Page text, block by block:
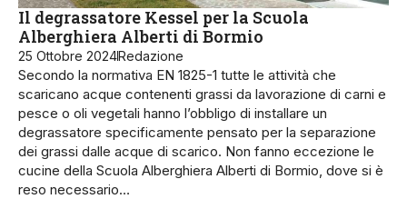
Il degrassatore Kessel per la Scuola
Alberghiera Alberti di Bormio
25 Ottobre 2024Redazione
Secondo la normativa EN 1825-1 tutte le attività che
scaricano acque contenenti grassi da lavorazione di carni e
pesce o oli vegetali hanno l’obbligo di installare un
degrassatore specificamente pensato per la separazione
dei grassi dalle acque di scarico. Non fanno eccezione le
cucine della Scuola Alberghiera Alberti di Bormio, dove si è
reso necessario…